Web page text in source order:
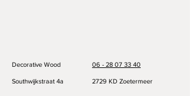
Decorative Wood 06 - 28 07 33 40
Southwijkstraat 4a 2729 KD Zoetermeer